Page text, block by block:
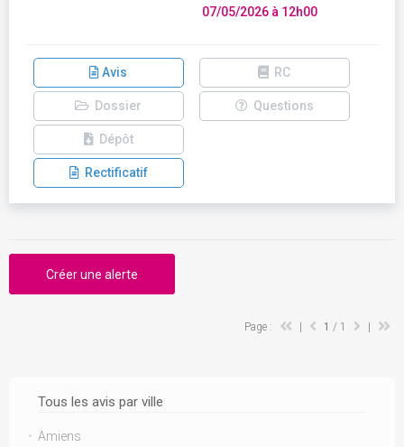
Tous les avis par ville
Amiens
07/05/2026 à 12h00
Avis RC
Dossier Questions
Dépôt
Rectificatif
Créer une alerte
Page : 1 / 1